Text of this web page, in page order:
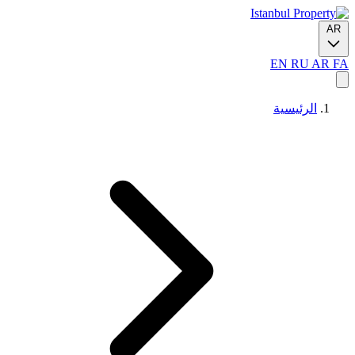
AR
EN RU AR FA
الرئيسية